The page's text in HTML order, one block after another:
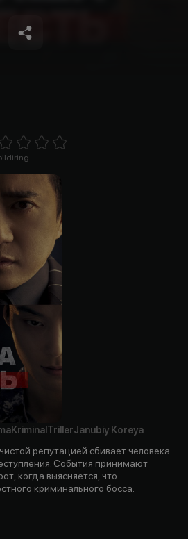
7 Stars8 Stars
Kriminal TrillerJanubiy Koreya
репутацией сбивает человека
События принимают
когда выясняется, что
криминального босса.